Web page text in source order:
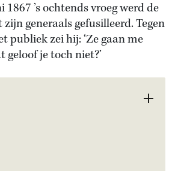
1867 ’s ochtends vroeg werd de
generaals gefusilleerd. Tegen
publiek zei hij: ‘Ze gaan me
geloof je toch niet?’